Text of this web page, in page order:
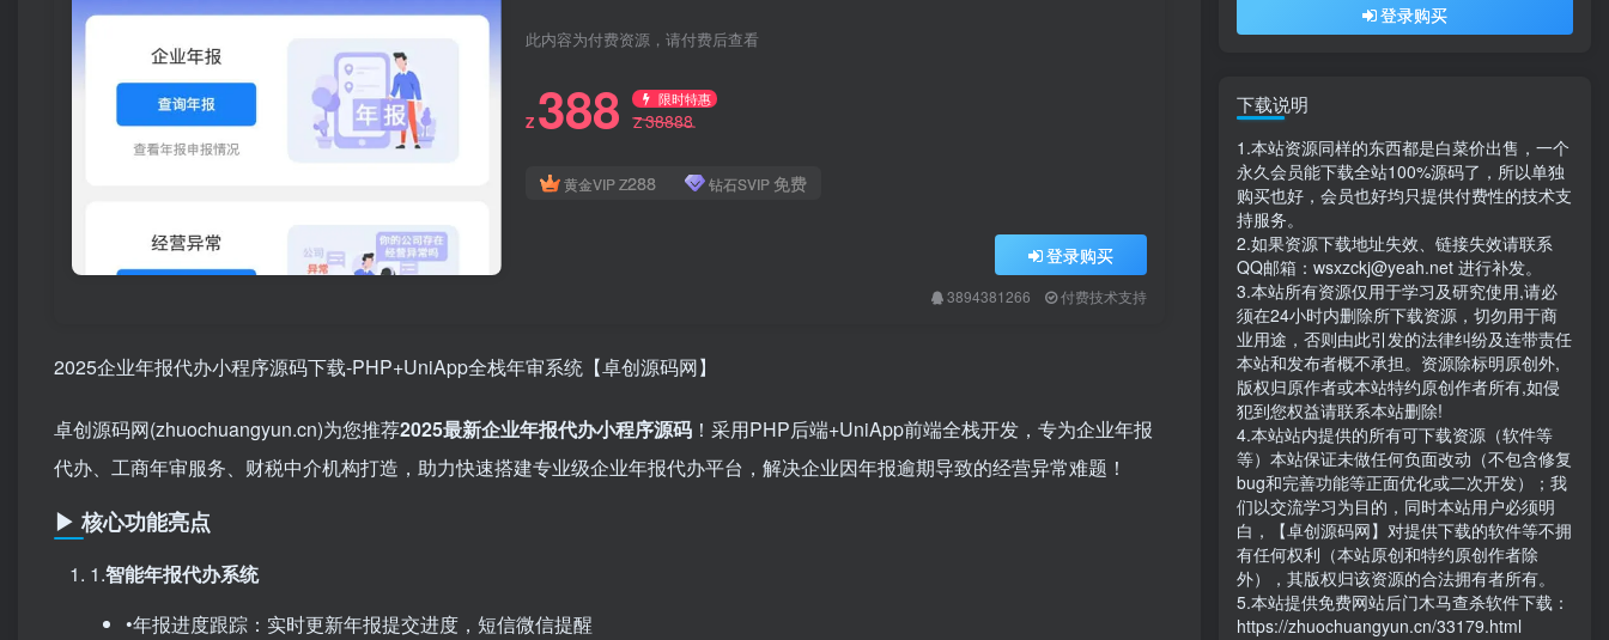
此内容为付费资源，请付费后查看
Z 388 限时特惠
Z38888
黄金VIPZ288 钻石SVIP 免费
登录购买
3894381266 付费技术支持
2025企业年报代办小程序源码下载-PHP+UniApp全栈年审系统【卓创源码网】
卓创源码网(zhuochuangyun.cn)为您推荐2025最新企业年报代办小程序源码 ​！采用PHP后端+UniApp前端全栈开发，专为企业年报
代办、工商年审服务、财税中介机构打造，助力快速搭建专业级企业年报代办平台，解决企业因年报逾期导致的经营异常难题！
▶ 核心功能亮点
1.​智能年报代办系统
•年报进度跟踪：实时更新年报提交进度，短信微信提醒
登录购买
下载说明
1.本站资源同样的东西都是白菜价出售，一个
永久会员能下载全站100%源码了，所以单独
购买也好，会员也好均只提供付费性的技术支
持服务。
2.如果资源下载地址失效、链接失效请联系
QQ邮箱：wsxzckj@yeah.net 进行补发。
3.本站所有资源仅用于学习及研究使用,请必
须在24小时内删除所下载资源，切勿用于商
业用途，否则由此引发的法律纠纷及连带责任
本站和发布者概不承担。资源除标明原创外,
版权归原作者或本站特约原创作者所有,如侵
犯到您权益请联系本站删除!
4.本站站内提供的所有可下载资源（软件等
等）本站保证未做任何负面改动（不包含修复
bug和完善功能等正面优化或二次开发）；我
们以交流学习为目的，同时本站用户必须明
白，【卓创源码网】对提供下载的软件等不拥
有任何权利（本站原创和特约原创作者除
外），其版权归该资源的合法拥有者所有。
5.本站提供免费网站后门木马查杀软件下载：
https://zhuochuangyun.cn/33179.html